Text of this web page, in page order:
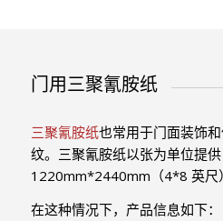
门用三聚氰胺纸
三聚氰胺纸也常用于门面装饰
纹。三聚氰胺纸以张为单位提
1220mm*2440mm（4*8 英尺
在这种情况下，产品信息如下：